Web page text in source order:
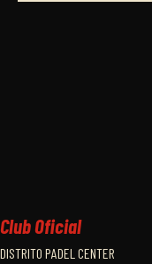
Club Oficial
DISTRITO PADEL CENTER